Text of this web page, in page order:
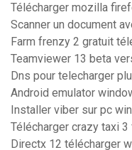
Télécharger mozilla
Scanner un document
Farm frenzy 2 gratuit
Teamviewer 13 beta
Dns pour telecharger
Android emulator
Installer viber sur pc
Télécharger crazy taxi
Directx 12 télécharger